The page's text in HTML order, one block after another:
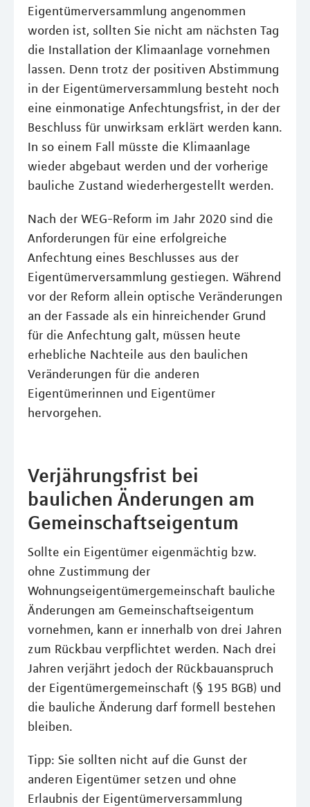
Eigentümerversammlung angenommen
worden ist, sollten Sie nicht am nächsten Tag
die Installation der Klimaanlage vornehmen
lassen. Denn trotz der positiven Abstimmung
in der Eigentümerversammlung besteht noch
eine einmonatige Anfechtungsfrist, in der der
Beschluss für unwirksam erklärt werden kann.
In so einem Fall müsste die Klimaanlage
wieder abgebaut werden und der vorherige
bauliche Zustand wiederhergestellt werden.
Nach der WEG-Reform im Jahr 2020 sind die
Anforderungen für eine erfolgreiche
Anfechtung eines Beschlusses aus der
Eigentümerversammlung gestiegen. Während
vor der Reform allein optische Veränderungen
an der Fassade als ein hinreichender Grund
für die Anfechtung galt, müssen heute
erhebliche Nachteile aus den baulichen
Veränderungen für die anderen
Eigentümerinnen und Eigentümer
hervorgehen.
Verjährungsfrist bei
baulichen Änderungen am
Gemeinschaftseigentum
Sollte ein Eigentümer eigenmächtig bzw.
ohne Zustimmung der
Wohnungseigentümergemeinschaft bauliche
Änderungen am Gemeinschaftseigentum
vornehmen, kann er innerhalb von drei Jahren
zum Rückbau verpflichtet werden. Nach drei
Jahren verjährt jedoch der Rückbauanspruch
der Eigentümergemeinschaft (§ 195 BGB) und
die bauliche Änderung darf formell bestehen
bleiben.
Tipp: Sie sollten nicht auf die Gunst der
anderen Eigentümer setzen und ohne
Erlaubnis der Eigentümerversammlung